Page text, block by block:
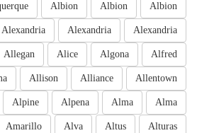
Albion
Albion
Albion
Alexandria
Alexandria
Alexandria
Alfred
Algona
Alice
Allegan
Allentown
Alliance
Allison
Alma
Alma
Alpena
Alpine
Alturas
Altus
Alva
Amarillo